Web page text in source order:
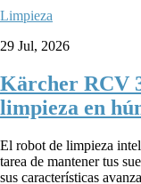
Limpieza
29 Jul, 2026
Kärcher RCV
limpieza en
El robot de limpieza
tarea de mantener tus
sus características